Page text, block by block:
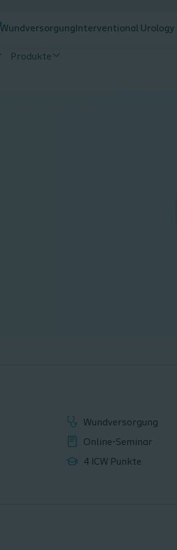
Wundversorgung Interventional Urology
Produkte
Wundversorgung
Online-Seminar
4 ICW Punkte